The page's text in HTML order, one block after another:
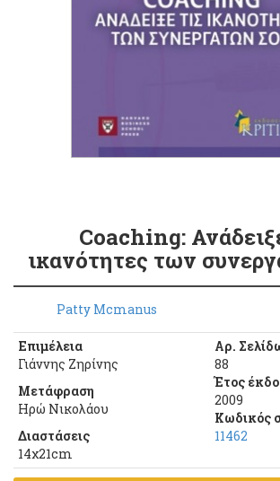
Coaching:
ικανότητες των
Patty Mcmanus
Επιμέλεια
Γιάννης Ζηρίνης
Μετάφραση
Ηρώ Νικολάου
Διαστάσεις
14χ21cm
Αρ.
88
Έτος
2009
Κωδικός
11462